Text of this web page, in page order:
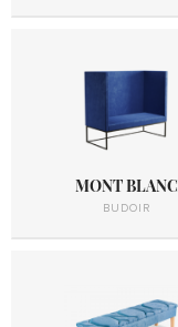
MONT BLANC
BUDOIR